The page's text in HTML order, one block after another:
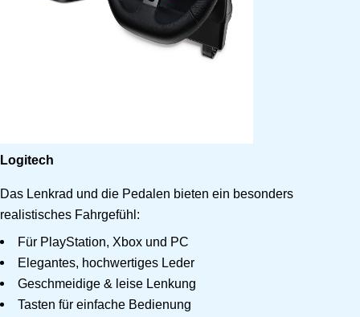
Logitech
Das Lenkrad und die Pedalen bieten ein besonders
realistisches Fahrgefühl:
Für PlayStation, Xbox und PC
Elegantes, hochwertiges Leder
Geschmeidige & leise Lenkung
Tasten für einfache Bedienung